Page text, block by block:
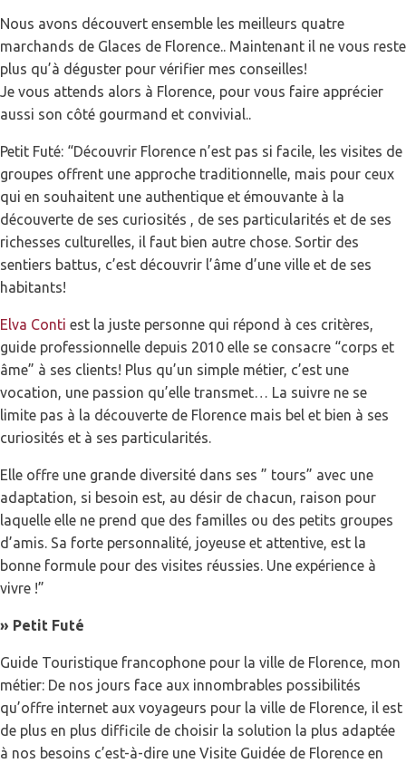
Nous avons découvert ensemble les meilleurs quatre
marchands de Glaces de Florence.. Maintenant il ne vous reste
plus qu’à déguster pour vérifier mes conseilles!
Je vous attends alors à Florence, pour vous faire apprécier
aussi son côté gourmand et convivial..
Petit Futé: “Découvrir Florence n’est pas si facile, les visites de
groupes offrent une approche traditionnelle, mais pour ceux
qui en souhaitent une authentique et émouvante à la
découverte de ses curiosités , de ses particularités et de ses
richesses culturelles, il faut bien autre chose. Sortir des
sentiers battus, c’est découvrir l’âme d’une ville et de ses
habitants!
Elva Conti est la juste personne qui répond à ces critères,
guide professionnelle depuis 2010 elle se consacre “corps et
âme” à ses clients! Plus qu’un simple métier, c’est une
vocation, une passion qu’elle transmet… La suivre ne se
limite pas à la découverte de Florence mais bel et bien à ses
curiosités et à ses particularités.
Elle offre une grande diversité dans ses ” tours” avec une
adaptation, si besoin est, au désir de chacun, raison pour
laquelle elle ne prend que des familles ou des petits groupes
d’amis. Sa forte personnalité, joyeuse et attentive, est la
bonne formule pour des visites réussies. Une expérience à
vivre !”
» Petit Futé
Guide Touristique francophone pour la ville de Florence, mon
métier: De nos jours face aux innombrables possibilités
qu’offre internet aux voyageurs pour la ville de Florence, il est
de plus en plus difficile de choisir la solution la plus adaptée
à nos besoins c’est-à-dire une Visite Guidée de Florence en